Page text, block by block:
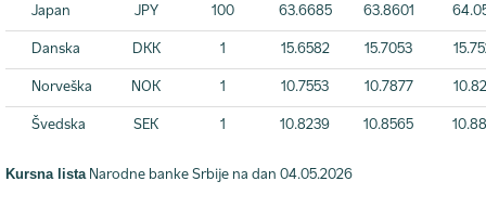
Japan JPY 100 63.6685 63.8601
Danska DKK 1 15.6582 15.7053
Norveška NOK 1 10.7553 10.7877
Švedska SEK 1 10.8239 10.8565
Kursna listaNarodne banke Srbije na dan 04.05.2026